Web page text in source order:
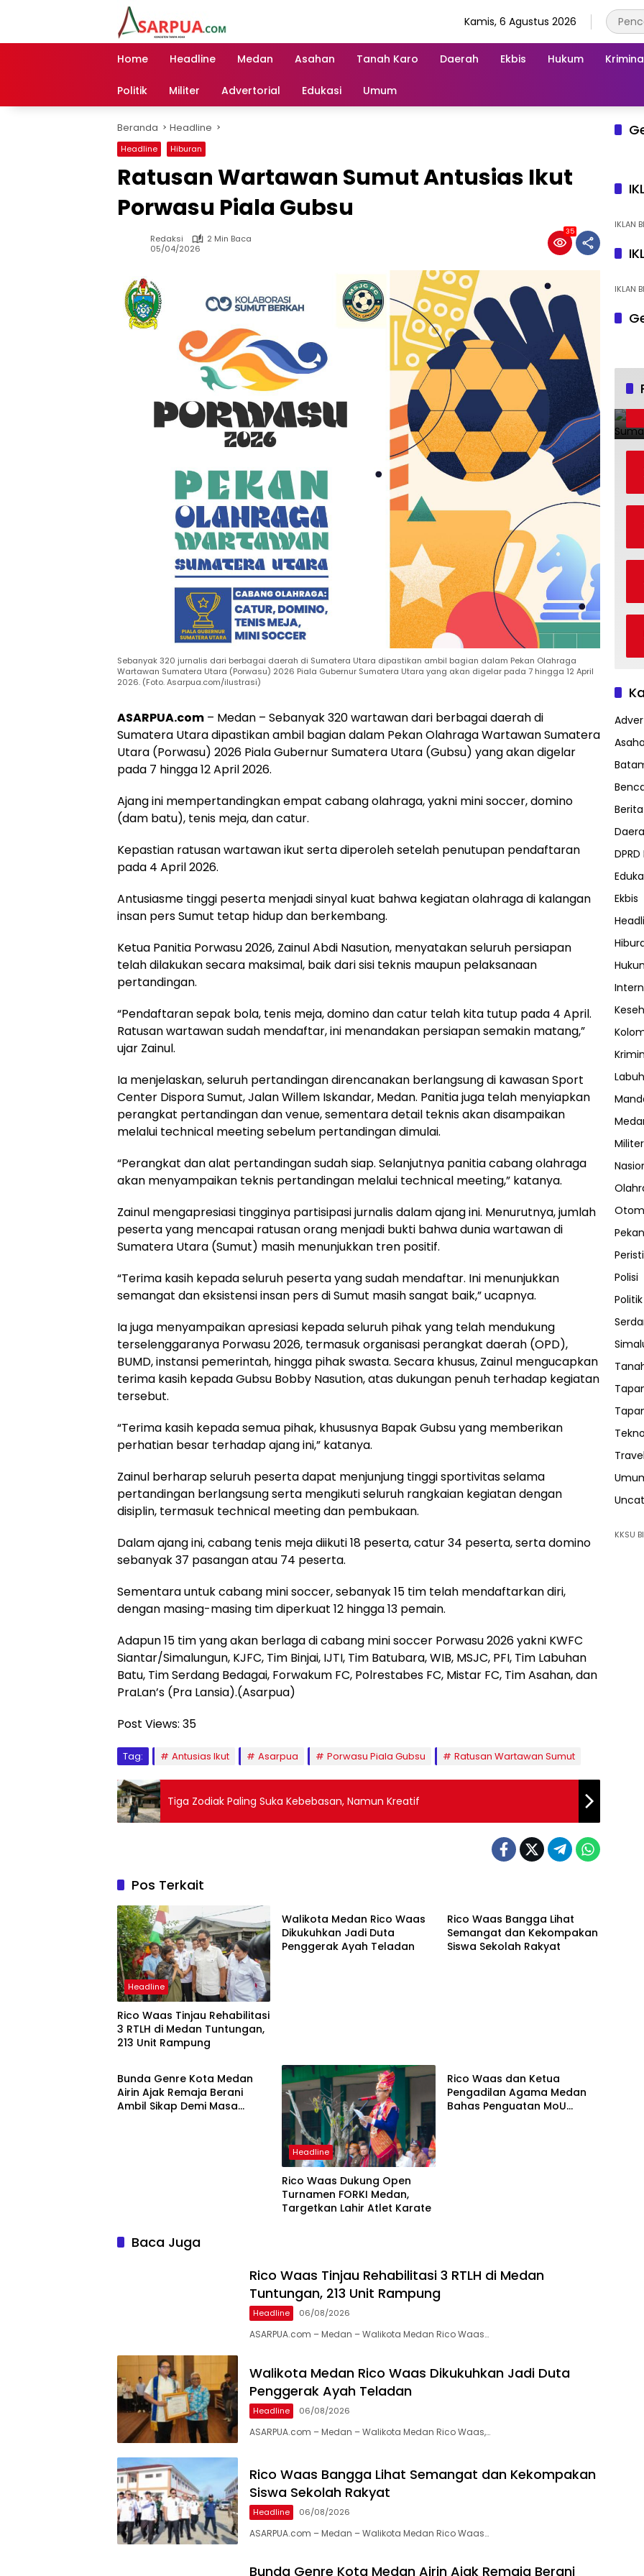
Kamis, 6 Agustus 2026
Home Headline Medan Asahan Tanah Karo Daerah Ekbis Hukum
Politik Militer Advertorial Edukasi Umum
Beranda Headline
Headline Hiburan
Ratusan Wartawan Sumut Antusias Ikut
Porwasu Piala Gubsu
Redaksi
2 Min Baca
05/04/2026
35
Sebanyak 320 jurnalis dari berbagai daerah di Sumatera Utara dipastikan ambil bagian dalam Pekan Olahraga
Wartawan Sumatera Utara (Porwasu) 2026 Piala Gubernur Sumatera Utara yang akan digelar pada 7 hingga 12 April
2026. (Foto. Asarpua.com/ilustrasi)
ASARPUA.com – Medan – Sebanyak 320 wartawan dari berbagai daerah di
Sumatera Utara dipastikan ambil bagian dalam Pekan Olahraga Wartawan Sumatera
Utara (Porwasu) 2026 Piala Gubernur Sumatera Utara (Gubsu) yang akan digelar
pada 7 hingga 12 April 2026.
Ajang ini mempertandingkan empat cabang olahraga, yakni mini soccer, domino
(dam batu), tenis meja, dan catur.
Kepastian ratusan wartawan ikut serta diperoleh setelah penutupan pendaftaran
pada 4 April 2026.
Antusiasme tinggi peserta menjadi sinyal kuat bahwa kegiatan olahraga di kalangan
insan pers Sumut tetap hidup dan berkembang.
Ketua Panitia Porwasu 2026, Zainul Abdi Nasution, menyatakan seluruh persiapan
telah dilakukan secara maksimal, baik dari sisi teknis maupun pelaksanaan
pertandingan.
“Pendaftaran sepak bola, tenis meja, domino dan catur telah kita tutup pada 4 April.
Ratusan wartawan sudah mendaftar, ini menandakan persiapan semakin matang,”
ujar Zainul.
Ia menjelaskan, seluruh pertandingan direncanakan berlangsung di kawasan Sport
Center Dispora Sumut, Jalan Willem Iskandar, Medan. Panitia juga telah menyiapkan
perangkat pertandingan dan venue, sementara detail teknis akan disampaikan
melalui technical meeting sebelum pertandingan dimulai.
“Perangkat dan alat pertandingan sudah siap. Selanjutnya panitia cabang olahraga
akan menyampaikan teknis pertandingan melalui technical meeting,” katanya.
Zainul mengapresiasi tingginya partisipasi jurnalis dalam ajang ini. Menurutnya, jumlah
peserta yang mencapai ratusan orang menjadi bukti bahwa dunia wartawan di
Sumatera Utara (Sumut) masih menunjukkan tren positif.
“Terima kasih kepada seluruh peserta yang sudah mendaftar. Ini menunjukkan
semangat dan eksistensi insan pers di Sumut masih sangat baik,” ucapnya.
Ia juga menyampaikan apresiasi kepada seluruh pihak yang telah mendukung
terselenggaranya Porwasu 2026, termasuk organisasi perangkat daerah (OPD),
BUMD, instansi pemerintah, hingga pihak swasta. Secara khusus, Zainul mengucapkan
terima kasih kepada Gubsu Bobby Nasution, atas dukungan penuh terhadap kegiatan
tersebut.
“Terima kasih kepada semua pihak, khususnya Bapak Gubsu yang memberikan
perhatian besar terhadap ajang ini,” katanya.
Zainul berharap seluruh peserta dapat menjunjung tinggi sportivitas selama
pertandingan berlangsung serta mengikuti seluruh rangkaian kegiatan dengan
disiplin, termasuk technical meeting dan pembukaan.
Dalam ajang ini, cabang tenis meja diikuti 18 peserta, catur 34 peserta, serta domino
sebanyak 37 pasangan atau 74 peserta.
Sementara untuk cabang mini soccer, sebanyak 15 tim telah mendaftarkan diri,
dengan masing-masing tim diperkuat 12 hingga 13 pemain.
Adapun 15 tim yang akan berlaga di cabang mini soccer Porwasu 2026 yakni KWFC
Siantar/Simalungun, KJFC, Tim Binjai, IJTI, Tim Batubara, WIB, MSJC, PFI, Tim Labuhan
Batu, Tim Serdang Bedagai, Forwakum FC, Polrestabes FC, Mistar FC, Tim Asahan, dan
PraLan’s (Pra Lansia).(Asarpua)
Post Views: 35
Tag: Antusias Ikut Asarpua Porwasu Piala Gubsu Ratusan Wartawan Sumut
Tiga Zodiak Paling Suka Kebebasan, Namun Kreatif
Pos Terkait
Headline
Rico Waas Tinjau Rehabilitasi
3 RTLH di Medan Tuntungan,
213 Unit Rampung
Walikota Medan Rico Waas
Dikukuhkan Jadi Duta
Penggerak Ayah Teladan
Rico Waas Bangga Lihat
Semangat dan Kekompakan
Siswa Sekolah Rakyat
Headline
Bunda Genre Kota Medan
Airin Ajak Remaja Berani
Ambil Sikap Demi Masa
Headline
Rico Waas Dukung Open
Turnamen FORKI Medan,
Targetkan Lahir Atlet Karate
Rico Waas dan Ketua
Pengadilan Agama Medan
Bahas Penguatan MoU
Baca Juga
Rico Waas Tinjau Rehabilitasi 3 RTLH di Medan
Tuntungan, 213 Unit Rampung
Headline 06/08/2026
ASARPUA.com – Medan – Walikota Medan Rico Waas…
Walikota Medan Rico Waas Dikukuhkan Jadi Duta
Penggerak Ayah Teladan
Headline 06/08/2026
ASARPUA.com – Medan – Walikota Medan Rico Waas,…
Rico Waas Bangga Lihat Semangat dan Kekompakan
Siswa Sekolah Rakyat
Headline 06/08/2026
ASARPUA.com – Medan – Walikota Medan Rico Waas…
Bunda Genre Kota Medan Airin Ajak Remaja Berani
IKLAN BI
IKLAN BI
Berita
Ekbis
Militer
Polisi
Politik
Travel
KKSU BI